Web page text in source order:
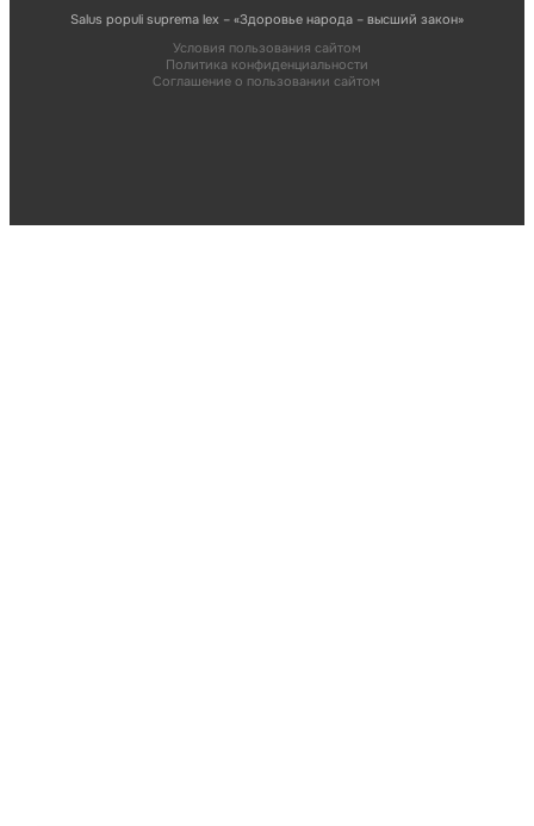
Salus populi suprema lex – «Здоровье народа – высший закон»
Условия пользования сайтом
Политика конфиденциальности
Соглашение о пользовании сайтом